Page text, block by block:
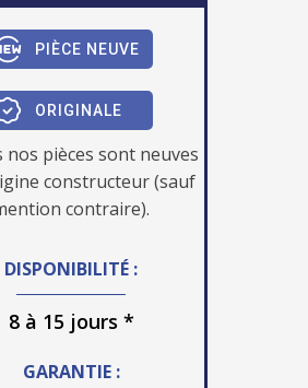
PIÈCE NEUVE
ORIGINALE
nos pièces sont neuves
constructeur (sauf
contraire).
DISPONIBILITÉ :
8 à 15 jours *
GARANTIE :